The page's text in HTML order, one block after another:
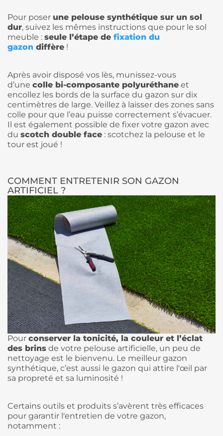
Pour poser une pelouse synthétique sur un sol
dur, suivez les mêmes instructions que pour le sol
meuble : seule l’étape de fixation du
gazon diffère !
Après avoir disposé vos lès, munissez-vous
d’une colle bi-composante polyuréthane et
encollez les bords de la surface du gazon sur dix
centimètres de large. Veillez à laisser des zones sans
colle pour que l’eau puisse correctement s’évacuer.
Il est également possible de fixer votre gazon avec
du scotch double face : scotchez la pelouse et le
tour est joué !
COMMENT ENTRETENIR SON GAZON
ARTIFICIEL ?
Pour conserver la tonicité, la couleur et l’éclat
des brins de votre pelouse artificielle, un peu de
nettoyage est le bienvenu. Le meilleur gazon
synthétique, c’est aussi le gazon qui attire l'œil par
sa propreté et sa luminosité !
Certains outils et produits s’avèrent très efficaces
pour garantir l'entretien de votre gazon,
notamment :